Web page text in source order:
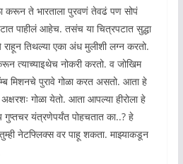
करून ते भारताला पुरवणं तेवढं पण सोपं
पाहीलं आहेच. तसंच या चित्रपटात सुद्धा
राहून तिथल्या एका अंध मुलीशी लग्न करतो.
त्याच्याइथेच नोकरी करतो. व जोखिम
मिशनचे पुरावे गोळा करत असतो. आता हे
गोळा येतो. आता आपल्या हीरोला हे
गुप्तचर यंत्रणेपर्यंत पोहचतात का..? हे
नेटफ्लिक्स वर पाहू शकता. माझ्याकडून